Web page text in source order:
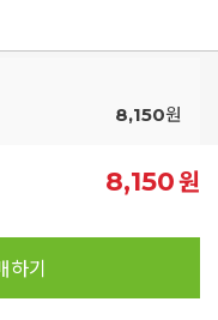
8,150원
8,150원
하기